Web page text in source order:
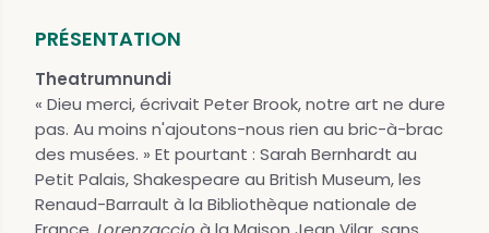
PRÉSENTATION
Theatrumnundi
« Dieu merci, écrivait Peter Brook, notre art ne dure
pas. Au moins n'ajoutons-nous rien au bric-à-brac
des musées. » Et pourtant : Sarah Bernhardt au
Petit Palais, Shakespeare au British Museum, les
Renaud-Barrault à la Bibliothèque nationale de